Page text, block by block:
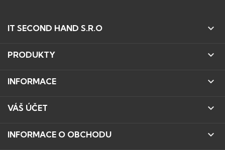
IT SECOND HAND S.R.O 
PRODUKTY 
INFORMACE 
VÁŠ ÚČET 
INFORMACE O OBCHODU 